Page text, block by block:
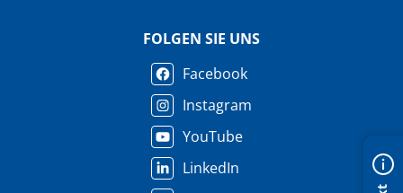
FOLGEN SIE UNS
Facebook
Instagram
YouTube
LinkedIn